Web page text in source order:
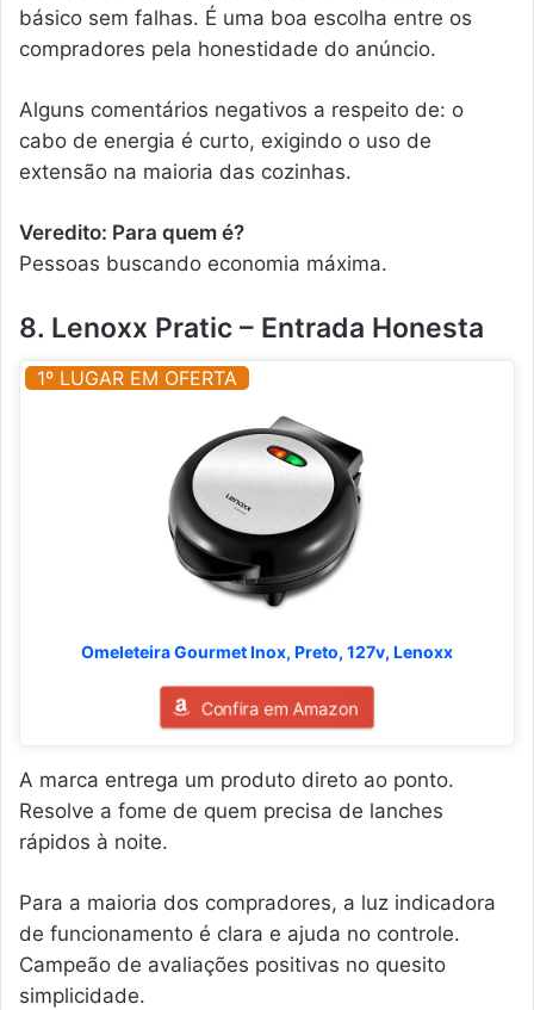
básico sem falhas. É uma boa escolha entre os
compradores pela honestidade do anúncio.
Alguns comentários negativos a respeito de: o
cabo de energia é curto, exigindo o uso de
extensão na maioria das cozinhas.
Veredito: Para quem é?
Pessoas buscando economia máxima.
8. Lenoxx Pratic – Entrada Honesta
1º LUGAR EM OFERTA
Omeleteira Gourmet Inox, Preto, 127v, Lenoxx
Confira em Amazon
A marca entrega um produto direto ao ponto.
Resolve a fome de quem precisa de lanches
rápidos à noite.
Para a maioria dos compradores, a luz indicadora
de funcionamento é clara e ajuda no controle.
Campeão de avaliações positivas no quesito
simplicidade.